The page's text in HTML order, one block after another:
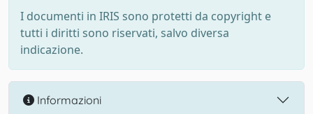
I documenti in IRIS sono protetti da copyright e
tutti i diritti sono riservati, salvo diversa
indicazione.
Informazioni